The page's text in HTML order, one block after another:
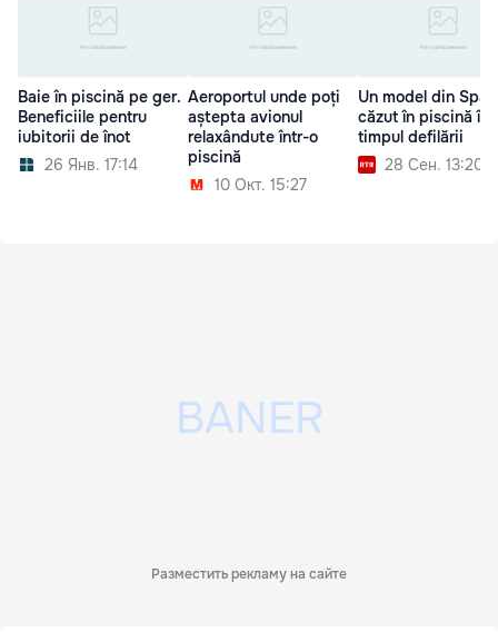
Baie în piscină pe ger.
Beneficiile pentru
iubitorii de înot
26 Янв. 17:14
Aeroportul unde poți
aștepta avionul
relaxândute într-o
piscină
10 Окт. 15:27
Un model din
căzut în piscină în
timpul defilării
28 Сен. 13:20
Разместить рекламу на сайте